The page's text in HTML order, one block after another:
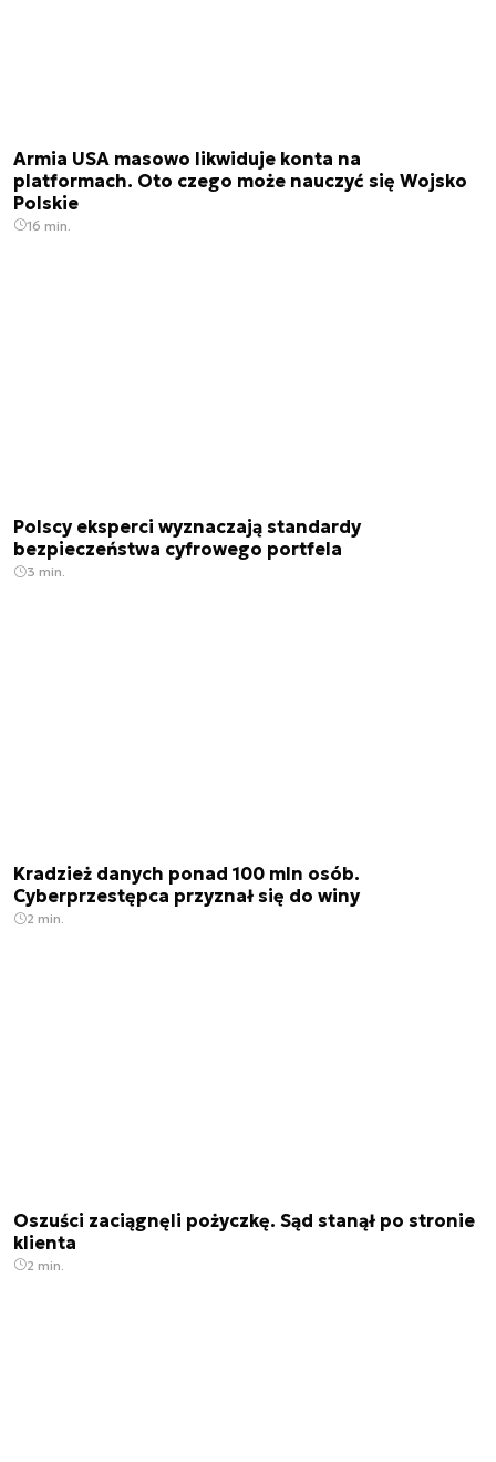
Armia USA masowo likwiduje konta na
platformach. Oto czego może nauczyć się Wojsko
Polskie
16 min.
Polscy eksperci wyznaczają standardy
bezpieczeństwa cyfrowego portfela
3 min.
Kradzież danych ponad 100 mln osób.
Cyberprzestępca przyznał się do winy
2 min.
Oszuści zaciągnęli pożyczkę. Sąd stanął po stronie
klienta
2 min.